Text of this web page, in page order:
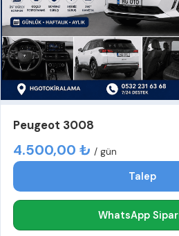
Peugeot 3008
4.500,00 ₺ / gün
Talep
WhatsApp